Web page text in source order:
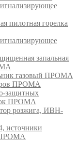
пилотная горелка
запальная
газовый ПРОМА
ПРОМА
защитных
ПРОМА
розжига, ИВН-
ПРОМА